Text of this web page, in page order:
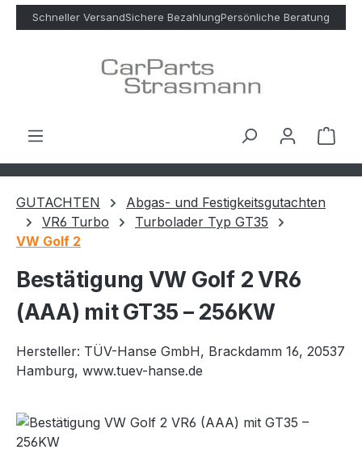
Zum Hauptinhalt springen
Schneller VersandSichere BezahlungPersönliche Beratung
GUTACHTEN
Abgas- und Festigkeitsgutachten
VR6 Turbo
Turbolader Typ GT35
VW Golf 2
Bestätigung VW Golf 2 VR6
(AAA) mit GT35 – 256KW
Hersteller: TÜV-Hanse GmbH, Brackdamm 16, 20537
Hamburg, www.tuev-hanse.de
Bildergalerie überspringen